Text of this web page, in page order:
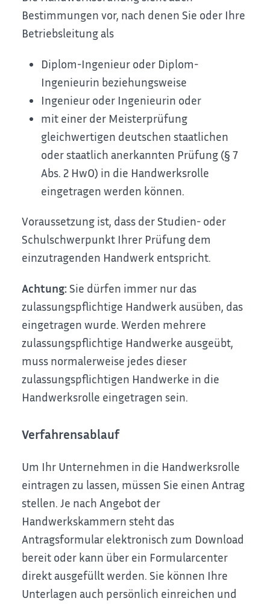
Bestimmungen vor, nach denen Sie oder Ihre
Betriebsleitung als
Diplom-Ingenieur oder Diplom-
Ingenieurin beziehungsweise
Ingenieur oder Ingenieurin oder
mit einer der Meisterprüfung
gleichwertigen deutschen staatlichen
oder staatlich anerkannten Prüfung (§ 7
Abs. 2 HwO) in die Handwerksrolle
eingetragen werden können.
Voraussetzung ist, dass der Studien- oder
Schulschwerpunkt Ihrer Prüfung dem
einzutragenden Handwerk entspricht.
Achtung: Sie dürfen immer nur das
zulassungspflichtige Handwerk ausüben, das
eingetragen wurde. Werden mehrere
zulassungspflichtige Handwerke ausgeübt,
muss normalerweise jedes dieser
zulassungspflichtigen Handwerke in die
Handwerksrolle eingetragen sein.
Verfahrensablauf
Um Ihr Unternehmen in die Handwerksrolle
eintragen zu lassen, müssen Sie einen Antrag
stellen.Je nach Angebot der
Handwerkskammern steht das
Antragsformular elektronisch zum Download
bereit oder kann über ein Formularcenter
direktausgefüllt werden. Sie können Ihre
Unterlagen auch persönlich einreichen und